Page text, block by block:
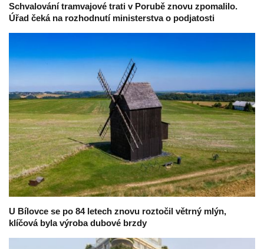
Schvalování tramvajové trati v Porubě znovu zpomalilo.
Úřad čeká na rozhodnutí ministerstva o podjatosti
U Bílovce se po 84 letech znovu roztočil větrný mlýn,
klíčová byla výroba dubové brzdy